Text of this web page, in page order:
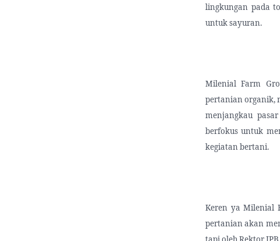
lingkungan pada
untuk sayuran.
Milenial Farm
pertanian organik,
menjangkau
berfokus untuk
kegiatan bertani.
Keren ya Milenial
pertanian akan